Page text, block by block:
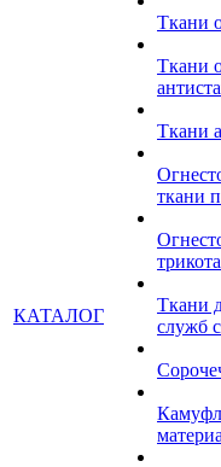
КАТАЛОГ
Ткани
Ткани
Ткани
ткани
Ткани
служб